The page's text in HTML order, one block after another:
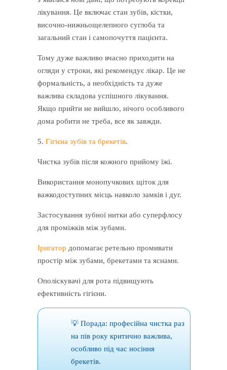
лікування. Це включає стан зубів, кістки,
височно-нижньощелепного суглоба та
загальний стан і самопочуття пацієнта.
Тому дуже важливо вчасно приходити на
огляди у строки, які рекомендує лікар. Це не
формальність, а необхідність та дуже
важлива складова успішного лікування.
Якщо прийти не вийшло, нічого особливого
дома робити не треба, все як завжди.
5. Гігієна зубів та брекетів.
Чистка зубів після кожного прийому їжі.
Використання монопучкових щіток для
важкодоступних місць навколо замків і дуг.
Застосування зубної нитки або суперфлосу
для проміжків між зубами.
Іригатор допомагає ретельно промивати
простір між зубами, брекетами та яснами.
Ополіскувачі для рота підвищують
ефективність гігієни.
💡 Порада: професійна чистка раз
на пів року критично важлива,
особливо під час носіння
брекетів.